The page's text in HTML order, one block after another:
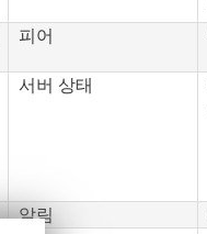
피어
서버 상태
알림